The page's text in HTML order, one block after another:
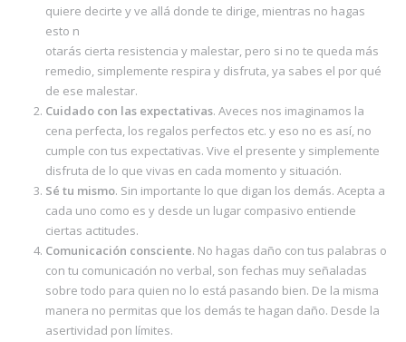
quiere decirte y ve allá donde te dirige, mientras no hagas
esto n
otarás cierta resistencia y malestar, pero si no te queda más
remedio, simplemente respira y disfruta, ya sabes el por qué
de ese malestar.
Cuidado con las expectativas. Aveces nos imaginamos la
cena perfecta, los regalos perfectos etc. y eso no es así, no
cumple con tus expectativas. Vive el presente y simplemente
disfruta de lo que vivas en cada momento y situación.
Sé tu mismo. Sin importante lo que digan los demás. Acepta a
cada uno como es y desde un lugar compasivo entiende
ciertas actitudes.
Comunicación consciente. No hagas daño con tus palabras o
con tu comunicación no verbal, son fechas muy señaladas
sobre todo para quien no lo está pasando bien. De la misma
manera no permitas que los demás te hagan daño. Desde la
asertividad pon límites.